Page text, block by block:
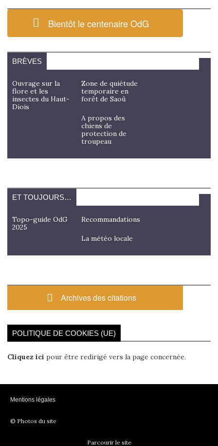
Bientôt le centenaire OdG
BRÈVES
Ouvrage sur la
flore et les
insectes du Haut-
Diois
Zone de quiétude
temporaire en
forêt de Saoû
A propos des
chiens de
protection de
troupeau
ET TOUJOURS…
Topo-guide OdG
2025
Recommandations
La météo locale
Archives des citations
POLITIQUE DE COOKIES (UE)
Cliquez ici pour être redirigé vers la page concernée.
Mentions légales
© Photos du site
Parcourir le site